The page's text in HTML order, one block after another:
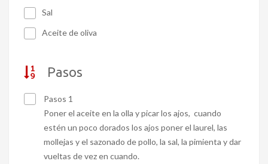
Sal
Aceite de oliva
Pasos
Pasos 1
Poner el aceite en la olla y picar los ajos, cuando
estén un poco dorados los ajos poner el laurel, las
mollejas y el sazonado de pollo, la sal, la pimienta y dar
vueltas de vez en cuando.